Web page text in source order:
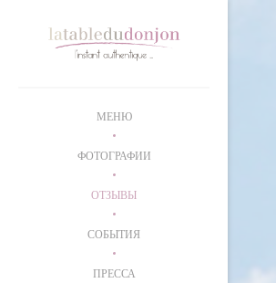
МЕНЮ
ФОТОГРАФИИ
ОТЗЫВЫ
СОБЫТИЯ
ПРЕССА